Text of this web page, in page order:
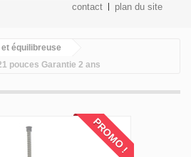
contact plan du site
équilibreuse
pouces Garantie 2 ans
PROMO !